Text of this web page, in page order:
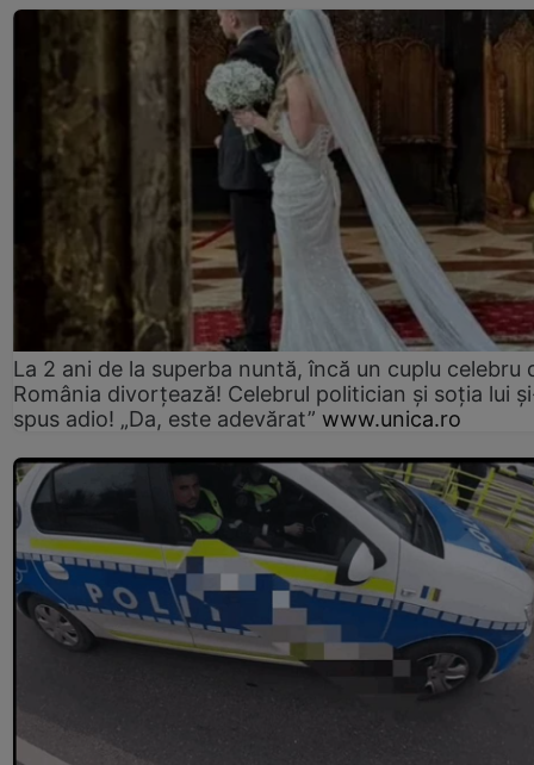
La 2 ani de la superba nuntă, încă un cuplu celebru
România divorțează! Celebrul politician și soția lui
spus adio! „Da, este adevărat” www.unica.ro